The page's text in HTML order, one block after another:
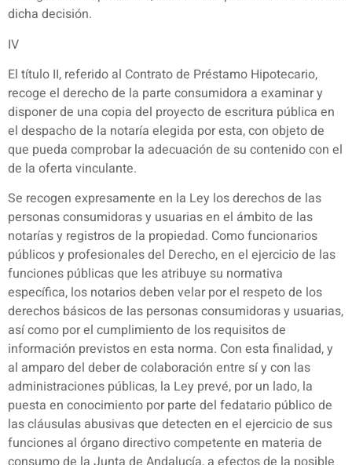
dicha decisión.
IV
El título II, referido al Contrato de Préstamo Hipotecario,
recoge el derecho de la parte consumidora a examinar y
disponer de una copia del proyecto de escritura pública en
el despacho de la notaría elegida por esta, con objeto de
que pueda comprobar la adecuación de su contenido con el
de la oferta vinculante.
Se recogen expresamente en la Ley los derechos de las
personas consumidoras y usuarias en el ámbito de las
notarías y registros de la propiedad. Como funcionarios
públicos y profesionales del Derecho, en el ejercicio de las
funciones públicas que les atribuye su normativa
específica, los notarios deben velar por el respeto de los
derechos básicos de las personas consumidoras y usuarias,
así como por el cumplimiento de los requisitos de
información previstos en esta norma. Con esta finalidad, y
al amparo del deber de colaboración entre sí y con las
administraciones públicas, la Ley prevé, por un lado, la
puesta en conocimiento por parte del fedatario público de
las cláusulas abusivas que detecten en el ejercicio de sus
funciones al órgano directivo competente en materia de